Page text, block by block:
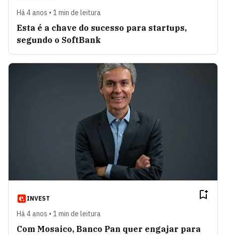
Há 4 anos • 1 min de leitura
Esta é a chave do sucesso para startups,
segundo o SoftBank
INVEST
Há 4 anos • 1 min de leitura
Com Mosaico, Banco Pan quer engajar para